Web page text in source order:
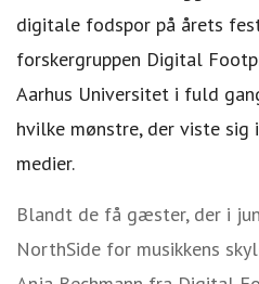
digitale fodspor på årets
forskergruppen Digital
Aarhus Universitet i fuld
hvilke mønstre, der viste sig
medier.
Blandt de få gæster, der i
NorthSide for musikkens